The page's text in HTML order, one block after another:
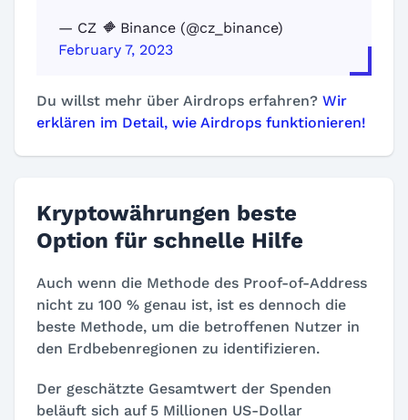
— CZ 🔶 Binance (@cz_binance)
February 7, 2023
Du willst mehr über Airdrops erfahren? Wir
erklären im Detail, wie Airdrops funktionieren!
Kryptowährungen beste
Option für schnelle Hilfe
Auch wenn die Methode des Proof-of-Address
nicht zu 100 % genau ist, ist es dennoch die
beste Methode, um die betroffenen Nutzer in
den Erdbebenregionen zu identifizieren.
Der geschätzte Gesamtwert der Spenden
beläuft sich auf 5 Millionen US-Dollar